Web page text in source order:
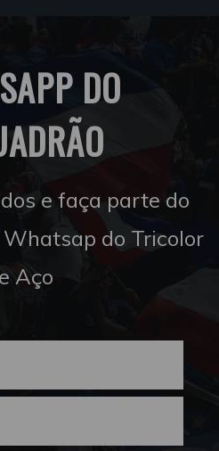
DO
e faça parte do
do Tricolor
Aço